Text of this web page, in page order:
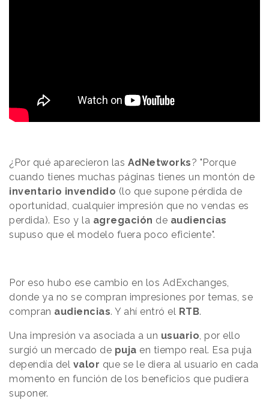
¿Por qué aparecieron las AdNetworks? "Porque
cuando tienes muchas páginas tienes un montón de
inventario invendido (lo que supone pérdida de
oportunidad, cualquier impresión que no vendas es
perdida). Eso y la agregación de audiencias
supuso que el modelo fuera poco eficiente".
Por eso hubo ese cambio en los AdExchanges,
donde ya no se compran impresiones por temas, se
compran audiencias. Y ahí entró el RTB.
Una impresión va asociada a un usuario , por ello
surgió un mercado de puja en tiempo real. Esa puja
dependía del valor que se le diera al usuario en cada
momento en función de los beneficios que pudiera
suponer.